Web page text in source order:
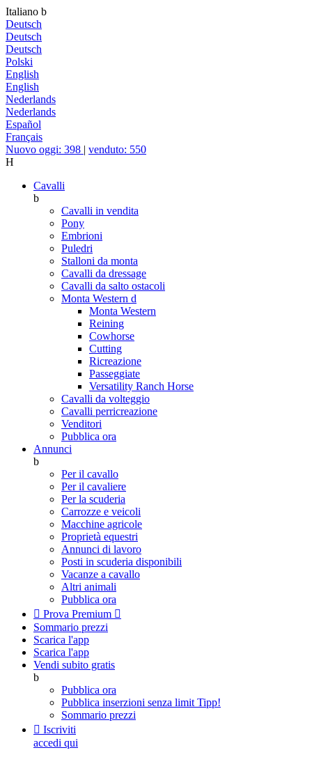
Italiano b
Deutsch
Deutsch
Deutsch
Polski
English
English
Nederlands
Nederlands
Español
Français
Nuovo oggi: 398 | venduto: 550
H
Cavalli
b
Cavalli in vendita
Pony
Embrioni
Puledri
Stalloni da monta
Cavalli da dressage
Cavalli da salto ostacoli
Monta Western d
Monta Western
Reining
Cowhorse
Cutting
Ricreazione
Passeggiate
Versatility Ranch Horse
Cavalli da volteggio
Cavalli perricreazione
Venditori
Pubblica ora
Annunci
b
Per il cavallo
Per il cavaliere
Per la scuderia
Carrozze e veicoli
Macchine agricole
Proprietà equestri
Annunci di lavoro
Posti in scuderia disponibili
Vacanze a cavallo
Altri animali
Pubblica ora
 Prova Premium 
Sommario prezzi
Scarica l'app
Scarica l'app
Vendi subito gratis
b
Pubblica ora
Pubblica inserzioni senza limit Tipp!
Sommario prezzi
 Iscriviti
accedi qui